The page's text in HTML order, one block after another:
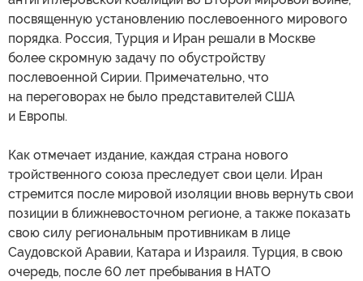
посвященную установлению послевоенного мирового
порядка. Россия, Турция и Иран решали в Москве
более скромную задачу по обустройству
послевоенной Сирии. Примечательно, что
на переговорах не было представителей США
и Европы.
Как отмечает издание, каждая страна нового
тройственного союза преследует свои цели. Иран
стремится после мировой изоляции вновь вернуть свои
позиции в ближневосточном регионе, а также показать
свою силу региональным противникам в лице
Саудовской Аравии, Катара и Израиля. Турция, в свою
очередь, после 60 лет пребывания в НАТО